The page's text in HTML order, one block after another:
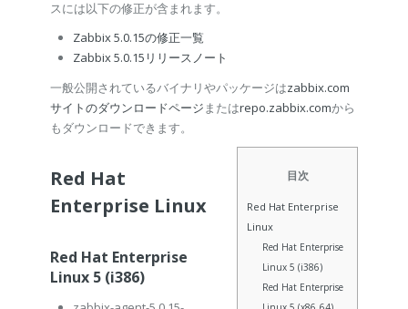
スには以下の修正が含まれます。
Zabbix 5.0.15の修正一覧
Zabbix 5.0.15リリースノート
一般公開されているバイナリやパッケージはzabbix.com
サイトのダウンロードページまたはrepo.zabbix.comから
もダウンロードできます。
目次
Red Hat Enterprise
Linux
Red Hat Enterprise
Linux 5 (i386)
Red Hat Enterprise
Red Hat
Enterprise Linux
Red Hat Enterprise
Linux 5 (i386)